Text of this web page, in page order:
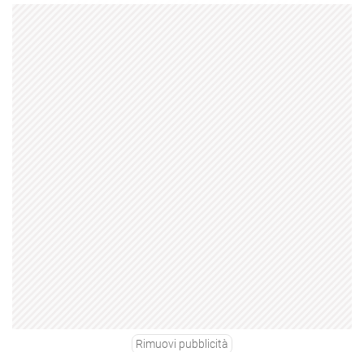
Rimuovi pubblicità